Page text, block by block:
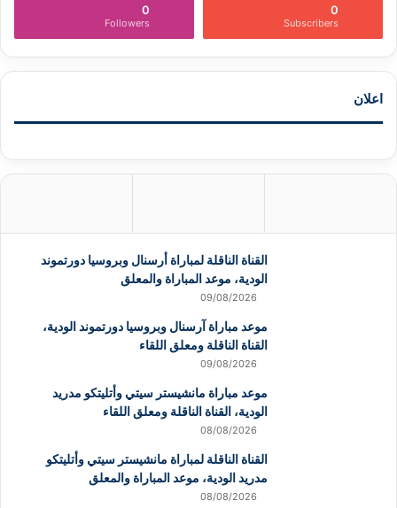
0
Subscribers
0
Followers
اعلان
القناة الناقلة لمباراة أرسنال وبروسيا دورتموند
الودية، موعد المباراة والمعلق
09/08/2026
موعد مباراة آرسنال وبروسيا دورتموند الودية،
القناة الناقلة ومعلق اللقاء
09/08/2026
موعد مباراة مانشيستر سيتي وأتليتكو مدريد
الودية، القناة الناقلة ومعلق اللقاء
08/08/2026
القناة الناقلة لمباراة مانشيستر سيتي وأتليتكو
مدريد الودية، موعد المباراة والمعلق
08/08/2026